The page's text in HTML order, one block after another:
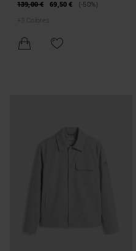
TEJIDO TÉCNICO
139,00 € 69,50 €
(-50%)
+ 3 Colores